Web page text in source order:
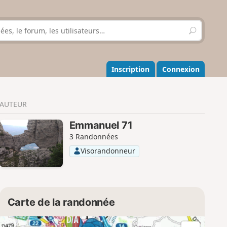
R
e
h
e
r
r
Inscription Connexion
AUTEUR
Emmanuel 71
3 Randonnées
Visorandonneur
Carte de la randonnée
1